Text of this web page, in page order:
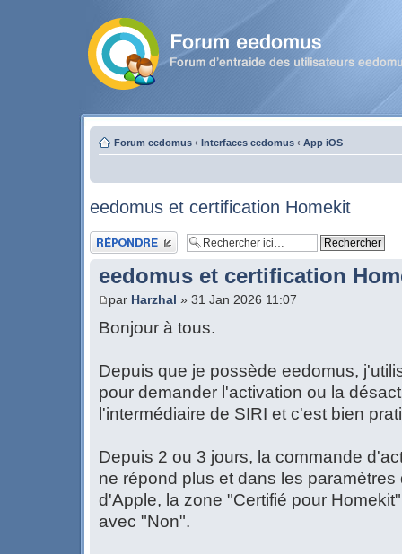
Forum eedomus ‹ Interfaces eedomus ‹ App iOS
eedomus et certification Homekit
Publier une réponse
eedomus et certification
par Harzhal » 31 Jan 2026 11:07
Bonjour à tous.
Depuis que je possède eedomus,
pour demander l'activation ou la
l'intermédiaire de SIRI et c'est bien
Depuis 2 ou 3 jours, la commande
ne répond plus et dans les
d'Apple, la zone "Certifié pour
avec "Non".